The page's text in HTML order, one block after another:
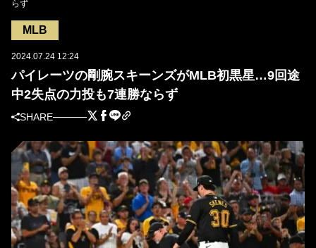
らず
MLB
2024.07.24 12:24
パイレーツの剛腕スキーンズがMLB初黒星…9回途
中2失点の力投も7連勝ならず
SHARE